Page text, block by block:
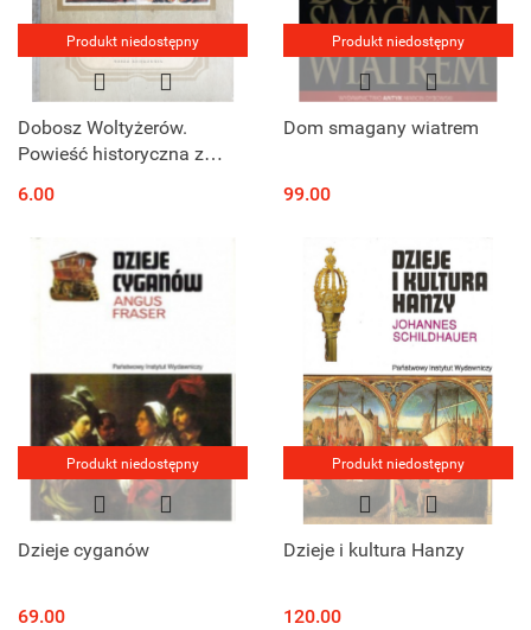
Produkt niedostępny
Dobosz Woltyżerów.
Powieść historyczna z
6.00
Produkt niedostępny
Dom smagany wiatrem
99.00
Produkt niedostępny
Dzieje cyganów
69.00
Produkt niedostępny
Dzieje i kultura Hanzy
120.00